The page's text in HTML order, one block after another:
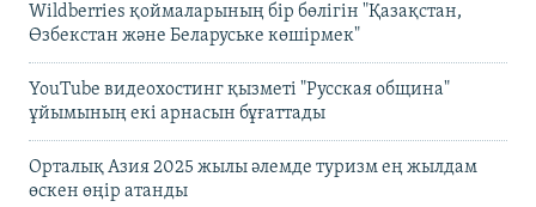
Wildberries қоймаларының бір бөлігін "Қазақстан,
Өзбекстан және Беларуське көшірмек"
YouTube видеохостинг қызметі "Русская община"
ұйымының екі арнасын бұғаттады
Орталық Азия 2025 жылы әлемде туризм ең жылдам
өскен өңір атанды